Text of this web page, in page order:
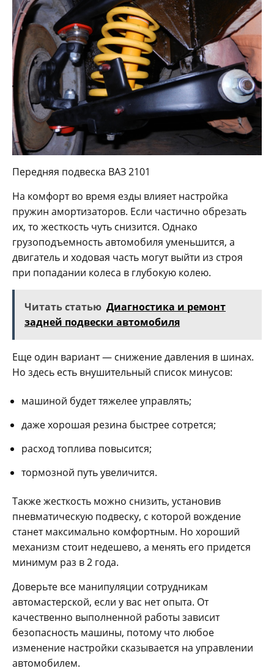
Передняя подвеска ВАЗ 2101
На комфорт во время езды влияет настройка
пружин амортизаторов. Если частично обрезать
их, то жесткость чуть снизится. Однако
грузоподъемность автомобиля уменьшится, а
двигатель и ходовая часть могут выйти из строя
при попадании колеса в глубокую колею.
Читать статью Диагностика и ремонт
задней подвески автомобиля
Еще один вариант — снижение давления в шинах.
Но здесь есть внушительный список минусов:
машиной будет тяжелее управлять;
даже хорошая резина быстрее сотрется;
расход топлива повысится;
тормозной путь увеличится.
Также жесткость можно снизить, установив
пневматическую подвеску, с которой вождение
станет максимально комфортным. Но хороший
механизм стоит недешево, а менять его придется
минимум раз в 2 года.
Доверьте все манипуляции сотрудникам
автомастерской, если у вас нет опыта. От
качественно выполненной работы зависит
безопасность машины, потому что любое
изменение настройки сказывается на управлении
автомобилем.